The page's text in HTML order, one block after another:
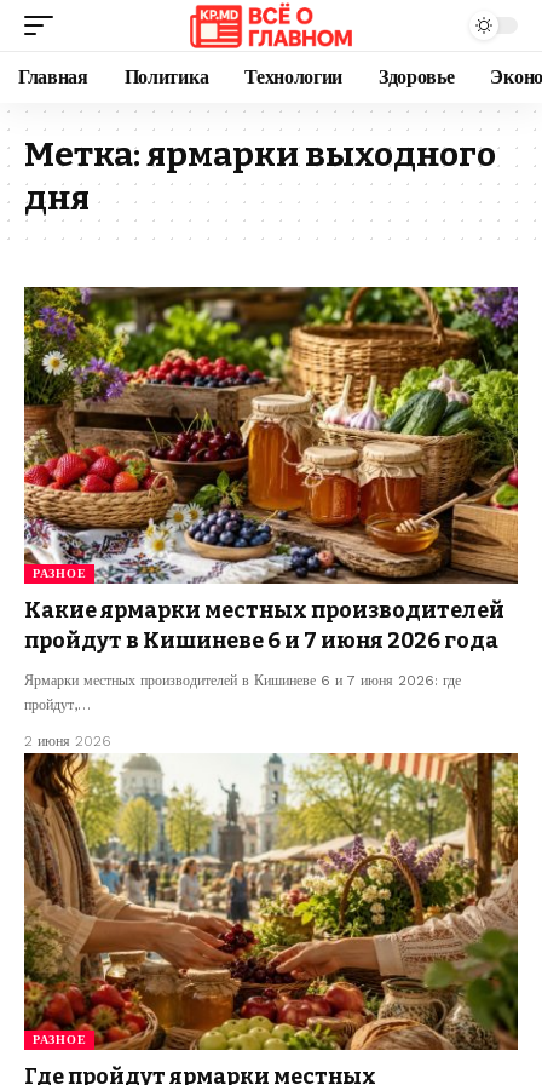
Главная Политика Технологии Здоровье
Метка:ярмарки выходного
дня
РАЗНОЕ
Какие ярмарки местных производителей
пройдут в Кишиневе 6 и 7 июня 2026 года
Ярмарки местных производителей в Кишиневе 6 и 7 июня 2026: где
пройдут,…
2 июня 2026
РАЗНОЕ
Где пройдут ярмарки местных